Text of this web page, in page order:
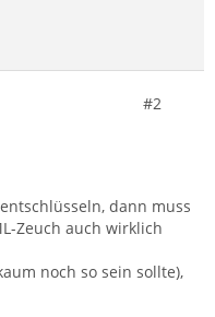
#2
dann muss
Zeuch auch wirklich
noch so sein sollte),